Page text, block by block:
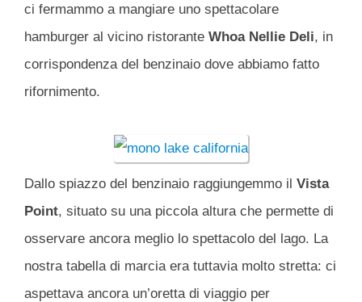
ci fermammo a mangiare uno spettacolare
hamburger al vicino ristorante Whoa Nellie Deli, in
corrispondenza del benzinaio dove abbiamo fatto
rifornimento.
Dallo spiazzo del benzinaio raggiungemmo il Vista
Point, situato su una piccola altura che permette di
osservare ancora meglio lo spettacolo del lago. La
nostra tabella di marcia era tuttavia molto stretta: ci
aspettava ancora un’oretta di viaggio per